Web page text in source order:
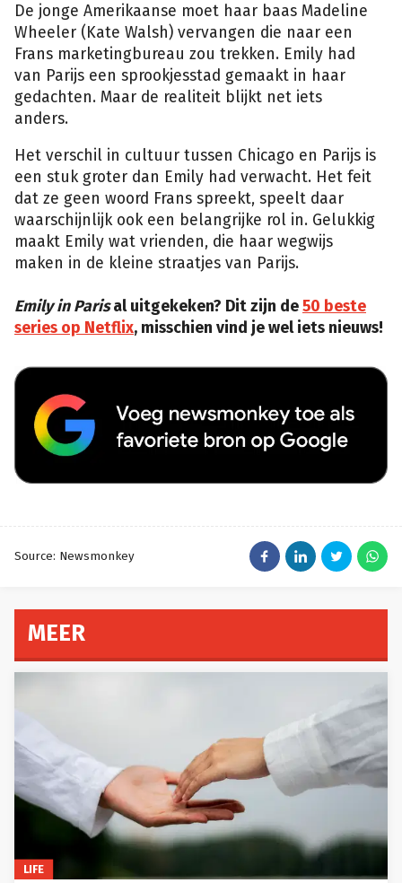
De jonge Amerikaanse moet haar baas Madeline
Wheeler (Kate Walsh) vervangen die naar een
Frans marketingbureau zou trekken. Emily had
van Parijs een sprookjesstad gemaakt in haar
gedachten. Maar de realiteit blijkt net iets
anders.
Het verschil in cultuur tussen Chicago en Parijs is
een stuk groter dan Emily had verwacht. Het feit
dat ze geen woord Frans spreekt, speelt daar
waarschijnlijk ook een belangrijke rol in. Gelukkig
maakt Emily wat vrienden, die haar wegwijs
maken in de kleine straatjes van Parijs.
Emily in Parisal uitgekeken? Dit zijn de50 beste
series op Netflix, misschien vind je wel iets nieuws!
Source: Newsmonkey
MEER
LIFE